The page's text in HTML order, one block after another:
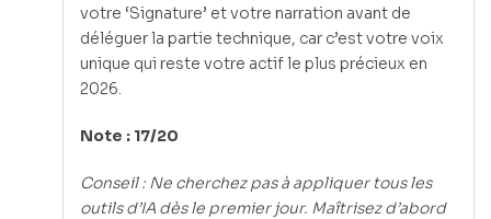
votre ‘Signature’ et votre narration avant de
déléguer la partie technique, car c’est votre voix
unique qui reste votre actif le plus précieux en
2026.
Note : 17/20
Conseil : Ne cherchez pas à appliquer tous les
outils d’IA dès le premier jour. Maîtrisez d’abord